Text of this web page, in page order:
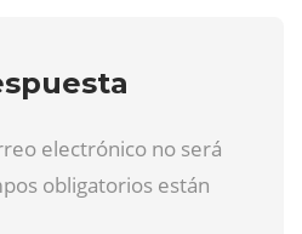
electrónico no será
obligatorios están